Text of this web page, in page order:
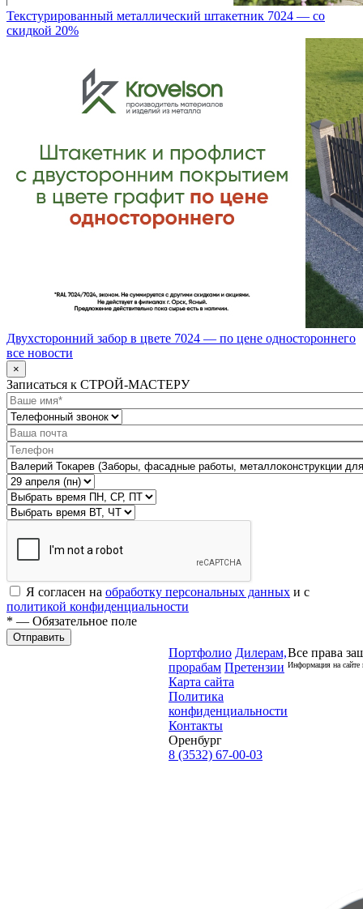
Текстурированный металлический штакетник 7024 — со
скидкой 20%
Двухсторонний забор в цвете 7024 — по цене одностороннего
все новости
×
Записаться к СТРОЙ-МАСТЕРУ
Я согласен на обработку персональных данных и с
политикой конфиденциальности
* — Обязательное поле
Отправить
Портфолио Дилерам,
прорабам Претензии
Карта сайта
Политика
конфиденциальности
Контакты
Оренбург
8 (3532) 67-00-03
Все права
Информация на сайте